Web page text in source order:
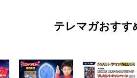
テレマガおすす